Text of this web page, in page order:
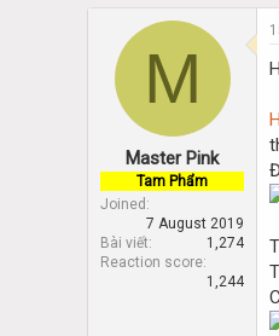
t
r
a
e
M
Master Pink
Tam Phẩm
Joined
7 August 2019
Bài viết
1,274
Reaction score
1,244